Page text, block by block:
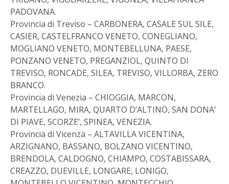
PADOVANA.
Provincia di Treviso – CARBONERA, CASALE SUL SILE,
CASIER, CASTELFRANCO VENETO, CONEGLIANO,
MOGLIANO VENETO, MONTEBELLUNA, PAESE,
PONZANO VENETO, PREGANZIOL, QUINTO DI
TREVISO, RONCADE, SILEA, TREVISO, VILLORBA, ZERO
BRANCO.
Provincia di Venezia – CHIOGGIA, MARCON,
MARTELLAGO, MIRA, QUARTO D’ALTINO, SAN DONA’
DI PIAVE, SCORZE’, SPINEA, VENEZIA.
Provincia di Vicenza – ALTAVILLA VICENTINA,
ARZIGNANO, BASSANO, BOLZANO VICENTINO,
BRENDOLA, CALDOGNO, CHIAMPO, COSTABISSARA,
CREAZZO, DUEVILLE, LONGARE, LONIGO,